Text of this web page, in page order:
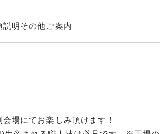
説明 その他ご案内
場にてお楽しみ頂けます！